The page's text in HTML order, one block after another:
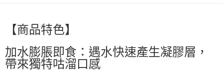
每筆NT$60，滿NT$599(含以上)免運費
每筆NT$60，滿NT$599(含以上)免運費
【商品特色】
加水膨脹即食：遇水快速產生凝膠層，
帶來獨特咕溜口感